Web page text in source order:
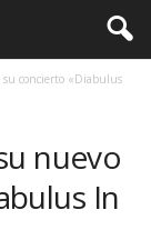
concierto «Diabulus
nuevo
In